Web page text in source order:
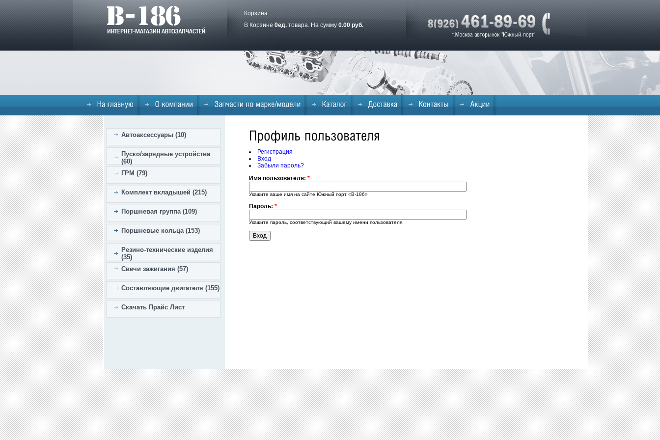
Корзина
В Корзине 0ед. товара. На сумму 0.00 руб.
Автоаксессуары (10)
Пуско/зарядные устройства
(60)
ГРМ (79)
Комплект вкладышей (215)
Поршневая группа (109)
Поршневые кольца (153)
Резино-технические изделия
(35)
Свечи зажигания (57)
Составляющие двигателя (155)
Скачать Прайс Лист
Регистрация
Вход
Забыли пароль?
Имя пользователя: *
Укажите ваше имя на сайте Южный порт «B-186» .
Пароль: *
Укажите пароль, соответствующий вашему имени пользователя.